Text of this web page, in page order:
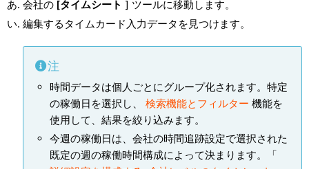
会社の [タイムシート ] ツールに移動します。
編集するタイムカード入力データを見つけます。
注
時間データは個人ごとにグループ化されます。特定
の稼働日を選択し、 検索機能とフィルター 機能を
使用して、結果を絞り込みます。
今週の稼働日は、会社の時間追跡設定で選択された
既定の週の稼働時間構成によって決まります。「